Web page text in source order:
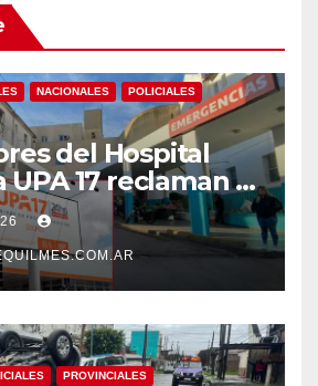
NACIONALES POLICIALES
del Hospital
UPA 17 reclaman el
de becarios y
PROVINCIALES